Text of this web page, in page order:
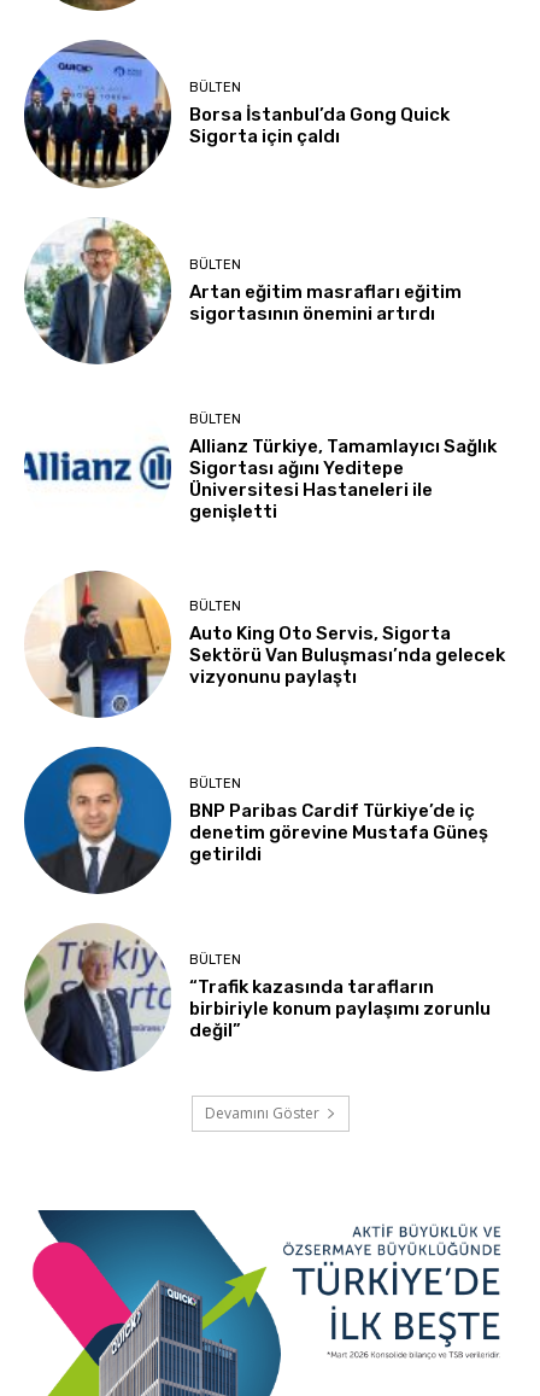
BÜLTEN
Borsa İstanbul’da Gong Quick
Sigorta için çaldı
BÜLTEN
Artan eğitim masrafları eğitim
sigortasının önemini artırdı
BÜLTEN
Allianz Türkiye, Tamamlayıcı Sağlık
Sigortası ağını Yeditepe
Üniversitesi Hastaneleri ile
genişletti
BÜLTEN
Auto King Oto Servis, Sigorta
Sektörü Van Buluşması’nda gelecek
vizyonunu paylaştı
BÜLTEN
BNP Paribas Cardif Türkiye’de iç
denetim görevine Mustafa Güneş
getirildi
BÜLTEN
“Trafik kazasında tarafların
birbiriyle konum paylaşımı zorunlu
değil”
Devamını Göster